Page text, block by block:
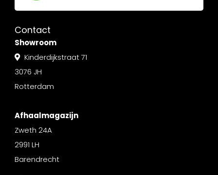
Contact
Showroom
Kinderdijkstraat 71
3076 JH
Rotterdam
Afhaalmagazijn
Zweth 24A
2991 LH
Barendrecht